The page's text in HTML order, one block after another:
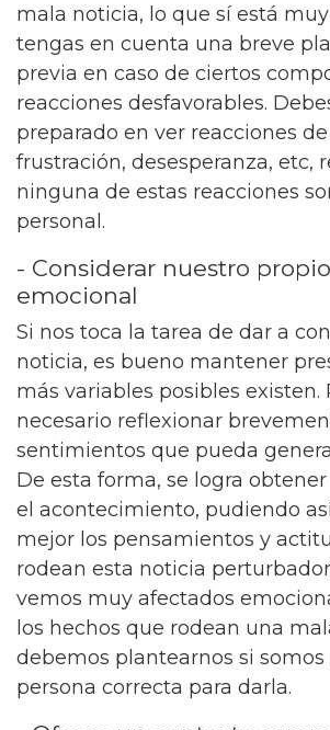
mala noticia, lo que sí está
tengas en cuenta una breve
previa en caso de ciertos
reacciones desfavorables.
preparado en ver reacciones
frustración, desesperanza, etc,
ninguna de estas reacciones
personal.
- Considerar nuestro
emocional
Si nos toca la tarea de dar a
noticia, es bueno mantener
más variables posibles existen.
necesario reflexionar
sentimientos que pueda
De esta forma, se logra
el acontecimiento, pudiendo
mejor los pensamientos y
rodean esta noticia
vemos muy afectados
los hechos que rodean una
debemos plantearnos si
persona correcta para darla.